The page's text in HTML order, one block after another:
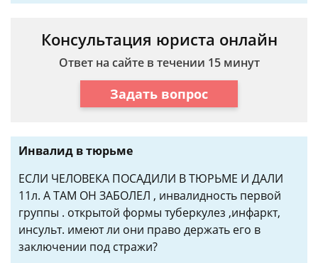
Консультация юриста онлайн
Ответ на сайте в течении 15 минут
Задать вопрос
Инвалид в тюрьме
ЕСЛИ ЧЕЛОВЕКА ПОСАДИЛИ В ТЮРЬМЕ И ДАЛИ
11л. А ТАМ ОН ЗАБОЛЕЛ , инвалидность первой
группы . открытой формы туберкулез ,инфаркт,
инсульт. имеют ли они право держать его в
заключении под стражи?